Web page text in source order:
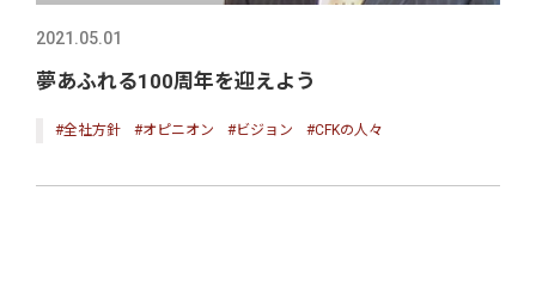
2021.05.01
夢あふれる100周年を迎えよう
#全社方針 #オピニオン #ビジョン #CFKの人々